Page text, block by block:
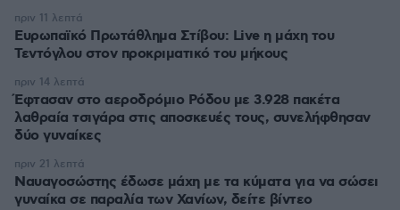
Ευρωπαϊκό Πρωτάθλημα Στίβου: Live η μάχη του
Τεντόγλου στον προκριματικό του μήκους
πριν 11 λεπτά
Έφτασαν στο αεροδρόμιο Ρόδου με 3.928 πακέτα
λαθραία τσιγάρα στις αποσκευές τους, συνελήφθησαν
δύο γυναίκες
πριν 14 λεπτά
Ναυαγοσώστης έδωσε μάχη με τα κύματα για να σώσει
γυναίκα σε παραλία των Χανίων, δείτε βίντεο
πριν 21 λεπτά